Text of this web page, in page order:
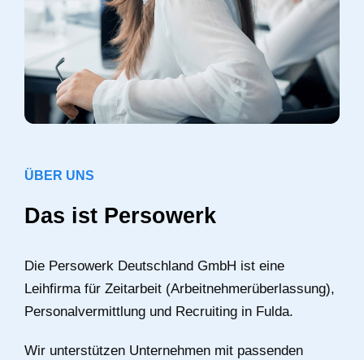
ÜBER UNS
Das ist Persowerk
Die Persowerk Deutschland GmbH ist eine
Leihfirma für Zeitarbeit (Arbeitnehmerüberlassung),
Personalvermittlung und Recruiting in Fulda.
Wir unterstützen Unternehmen mit passenden